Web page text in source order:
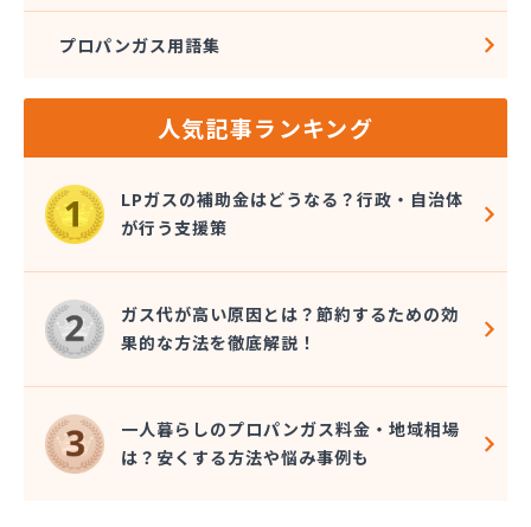
株式会社栗田商店
株式会社斎徳商店
株式会社山田商会
株式会社春山重吉商店
株式会社春山商店
株式会社森プロパン 早稲田営業所
株式会社仁井田設備
株式会社杉本設備工業
株式会社星野住設
株式会社石田商店
株式会社千代峯商店
株式会社大久保商店
株式会社大谷鉱油
株式会社町田商店
株式会社町田燃料店
株式会社長谷川商店
プロパンガス用語集
人気記事ランキング
LPガスの補助金はどうなる？行政・自治体
が行う支援策
ガス代が高い原因とは？節約するための効
果的な方法を徹底解説！
一人暮らしのプロパンガス料金・地域相場
は？安くする方法や悩み事例も